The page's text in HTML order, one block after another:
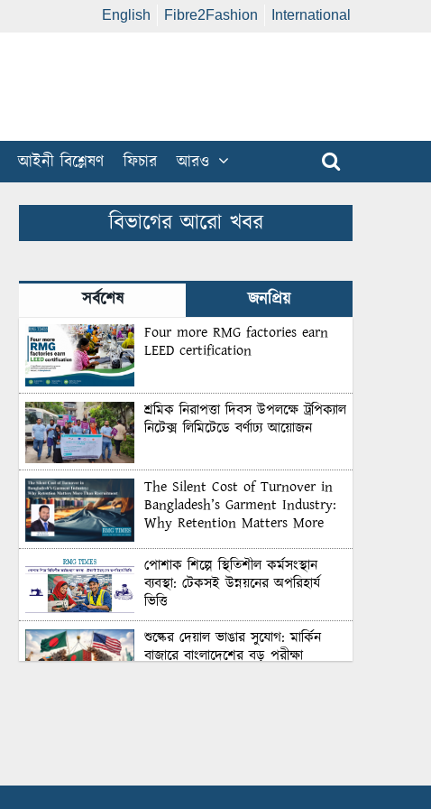
English Fibre2Fashion International
আইনী বিশ্লেষণ ফিচার আরও
বিভাগের আরো খবর
সর্বশেষ জনপ্রিয়
Four more RMG factories earn
LEED certification
শ্রমিক নিরাপত্তা দিবস উপলক্ষে ট্রপিক্যাল
নিটেক্স লিমিটেডে বর্ণাঢ্য আয়োজন
The Silent Cost of Turnover in
Bangladesh’s Garment Industry:
Why Retention Matters More
পোশাক শিল্পে স্থিতিশীল কর্মসংস্থান
ব্যবস্থা: টেকসই উন্নয়নের অপরিহার্য
ভিত্তি
শুল্কের দেয়াল ভাঙার সুযোগ: মার্কিন
বাজারে বাংলাদেশের বড় পরীক্ষা